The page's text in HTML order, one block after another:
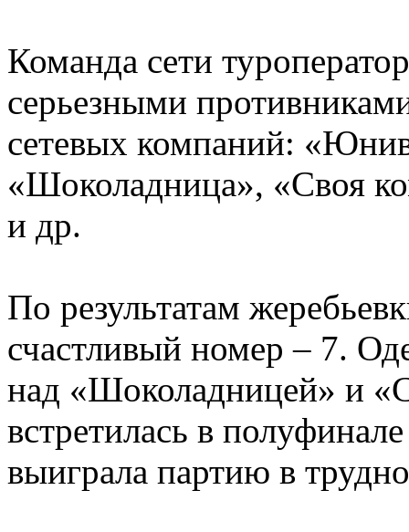
Команда сети
серьезными
сетевых компаний:
«Шоколадница», «Своя
и др.
По результатам
счастливый номер – 7.
над «Шоколадницей» и
встретилась в
выиграла партию в